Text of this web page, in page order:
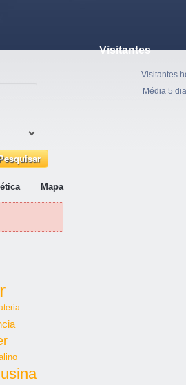
Mapa
Visitantes
Visitantes
Média 5